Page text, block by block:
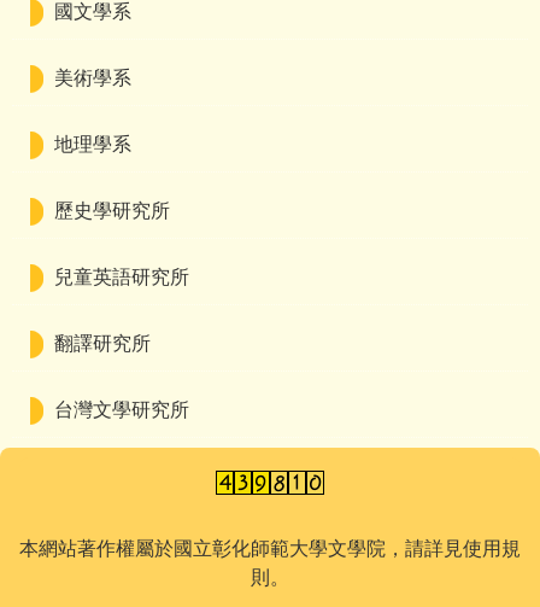
國文學系
美術學系
地理學系
歷史學研究所
兒童英語研究所
翻譯研究所
台灣文學研究所
本網站著作權屬於國立彰化師範大學文學院，請詳見使用規
則。